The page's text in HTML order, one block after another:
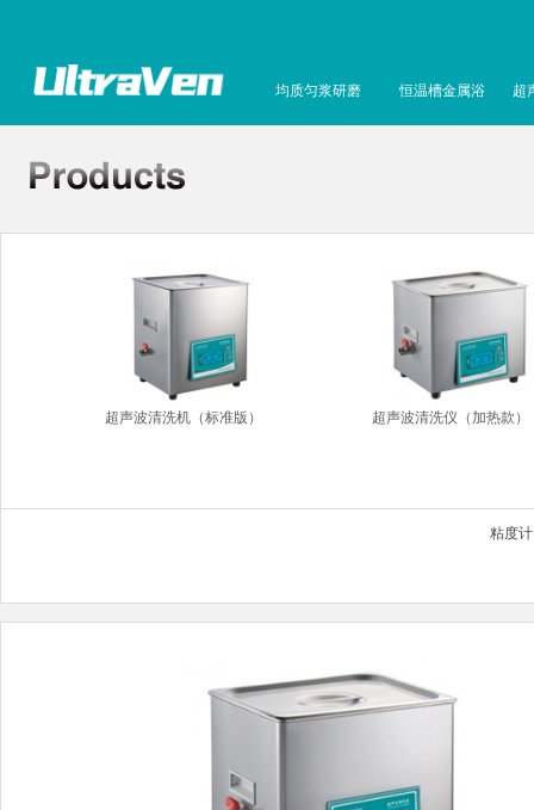
均质匀浆研磨 恒温槽金属浴 超
超声波清洗机（标准版） 超声波清洗仪（加热款）
粘度计